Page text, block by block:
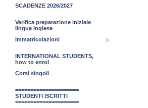
SCADENZE 2026/2027
Verifica preparazione iniziale
lingua inglese
Immatricolazioni
INTERNATIONAL STUDENTS,
how to enrol
Corsi singoli
=====================
STUDENTI ISCRITTI
=====================